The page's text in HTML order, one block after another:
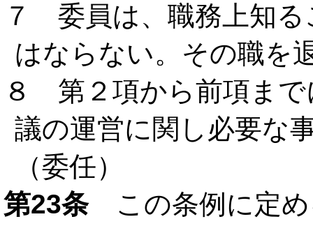
７ 委員は、職務上知る
はならない。その職を
８ 第２項から前項まで
議の運営に関し必要な
（委任）
第23条この条例に定め